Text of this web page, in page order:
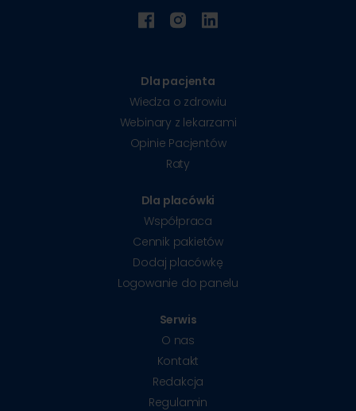
Dla pacjenta
Wiedza o zdrowiu
Webinary z lekarzami
Opinie Pacjentów
Raty
Dla placówki
Współpraca
Cennik pakietów
Dodaj placówkę
Logowanie do panelu
Serwis
O nas
Kontakt
Redakcja
Regulamin